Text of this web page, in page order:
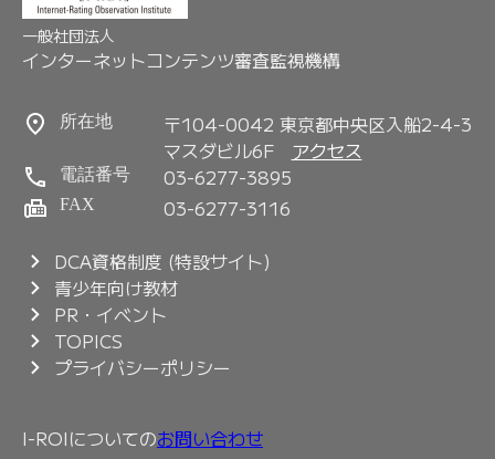
一般社団法人
インターネットコンテンツ審査監視機構
所在地
〒104-0042 東京都中央区入船2-4-3
マスダビル6F アクセス
電話番号 03-6277-3895
FAX
03-6277-3116
DCA資格制度 (特設サイト)
青少年向け教材
PR・イベント
TOPICS
プライバシーポリシー
I-ROIについてのお問い合わせ